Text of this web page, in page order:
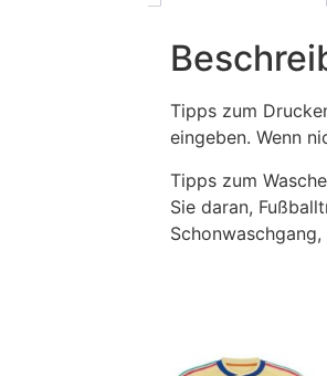
Tipps zum
eingeben. Wenn
Tipps zum
Sie daran,